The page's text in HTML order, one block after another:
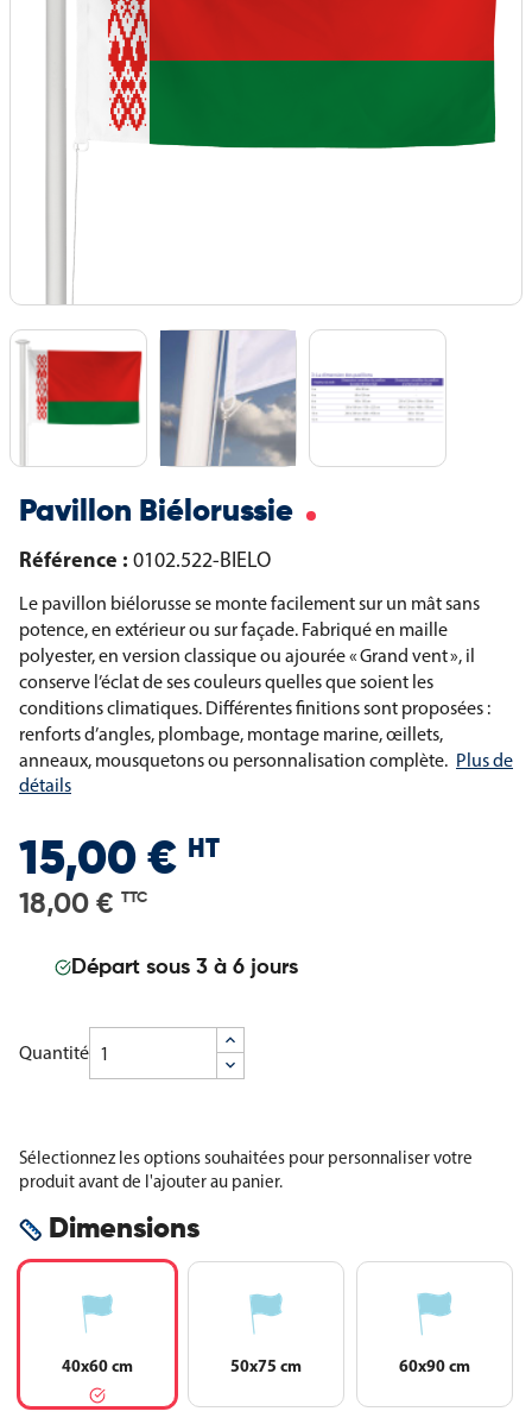
Pavillon Biélorussie
Référence : 0102.522-BIELO
Le pavillon biélorusse se monte facilement sur un mât sans
potence, en extérieur ou sur façade. Fabriqué en maille
polyester, en version classique ou ajourée « Grand vent », il
conserve l’éclat de ses couleurs quelles que soient les
conditions climatiques. Différentes finitions sont proposées :
renforts d’angles, plombage, montage marine, œillets,
anneaux, mousquetons ou personnalisation complète. Plus de
détails
15,00 € HT
18,00 € TTC
Départ sous 3 à 6 jours
Quantité
Sélectionnez les options souhaitées pour personnaliser votre
produit avant de l'ajouter au panier.
Dimensions
40x60 cm 50x75 cm 60x90 cm